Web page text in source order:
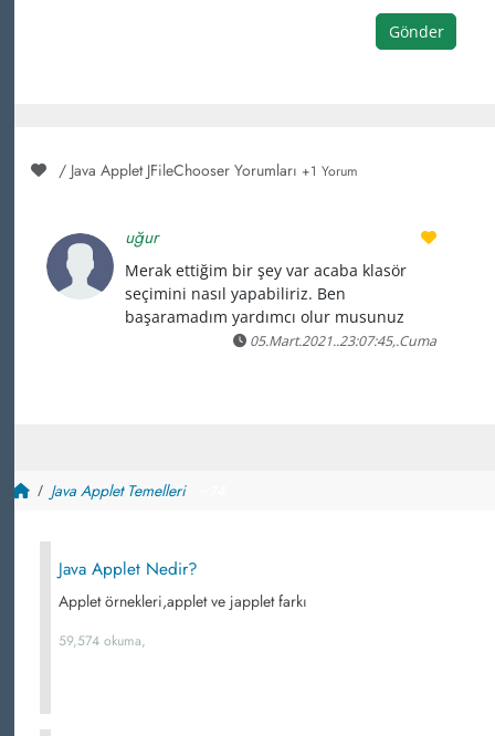
Gönder
/ Java Applet JFileChooser Yorumları +1 Yorum
uğur
Merak ettiğim bir şey var acaba klasör
seçimini nasıl yapabiliriz. Ben
başaramadım yardımcı olur musunuz
05.Mart.2021..23:07:45,.Cuma
Java Applet Temelleri
Java Applet Nedir?
Applet örnekleri,applet ve japplet farkı
59,574 okuma,